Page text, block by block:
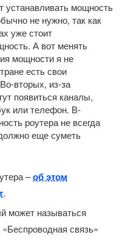
устанавливать мощность
не нужно, так как
уже стоит
А вот менять
мощности я не
есть свои
вторых, из-за
появиться каналы,
или телефон. В-
роутера не всегда
еще суметь
–об этом
.
может называться
связь»